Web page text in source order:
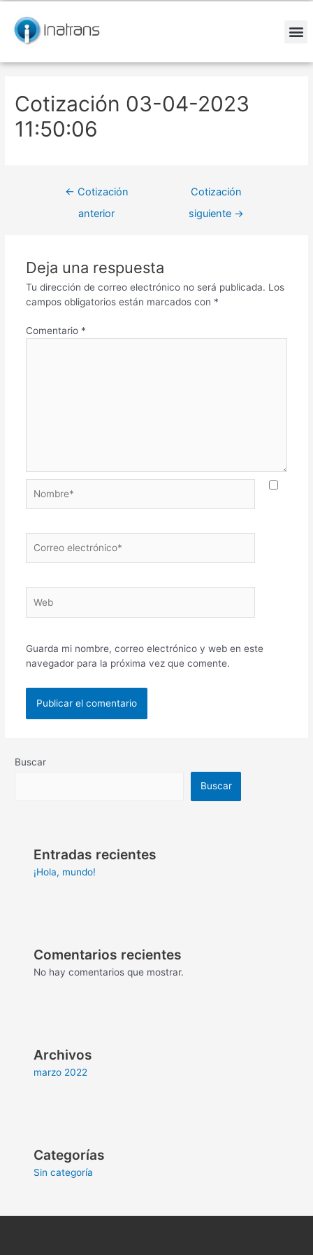
contenido
Cotización 03-04-2023
11:50:06
de
entradas
← Cotización
anterior
Cotización
siguiente →
Deja una respuesta
Tu dirección de correo electrónico no será publicada. Los
campos obligatorios están marcados con *
Comentario *
electrónico*
Guarda mi nombre, correo electrónico y web en este
navegador para la próxima vez que comente.
Buscar
Buscar
Entradas recientes
¡Hola, mundo!
Comentarios recientes
No hay comentarios que mostrar.
Archivos
marzo 2022
Categorías
Sin categoría